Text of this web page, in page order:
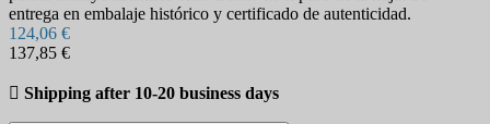
entrega en embalaje histórico y certificado de autenticidad.
124,06 €
137,85 €
 Shipping after 10-20 business days